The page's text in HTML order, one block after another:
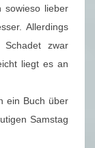
lieber
Allerdings
zwar
liegt es an
ein Buch über
Samstag